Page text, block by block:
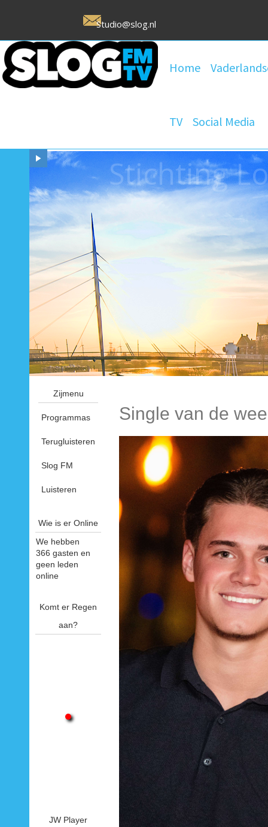
Studio@slog.nl
Home
TV Social Media
Stichting
Zijmenu
Programmas
Terugluisteren
Slog FM
Luisteren
Wie is er Online
We hebben
366 gasten en
geen leden
online
Komt er Regen
aan?
JW Player
Single van de